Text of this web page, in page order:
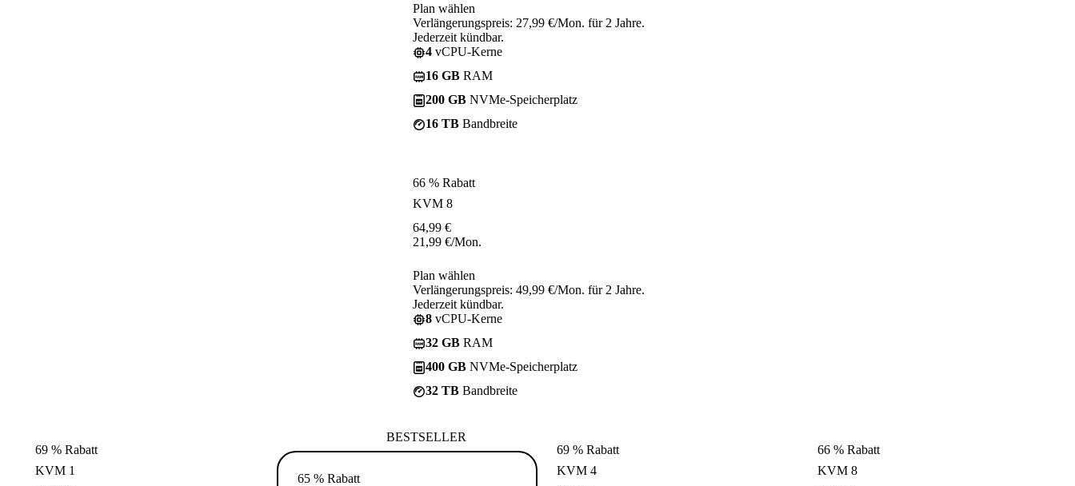
Plan wählen
Verlängerungspreis: 27,99 €/Mon. für 2 Jahre.
Jederzeit kündbar.
4 vCPU-Kerne
16 GB RAM
200 GB NVMe-Speicherplatz
16 TB Bandbreite
66 % Rabatt
KVM 8
64,99 €
21,99 €/Mon.
Plan wählen
Verlängerungspreis: 49,99 €/Mon. für 2 Jahre.
Jederzeit kündbar.
8 vCPU-Kerne
32 GB RAM
400 GB NVMe-Speicherplatz
32 TB Bandbreite
69 % Rabatt
KVM 1
BESTSELLER
65 % Rabatt
69 % Rabatt
KVM 4
66 % Rabatt
KVM 8